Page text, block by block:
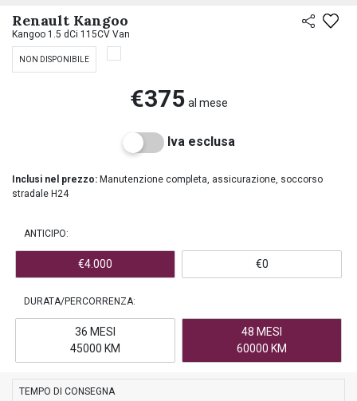
Renault Kangoo
Kangoo 1.5 dCi 115CV Van
NON DISPONIBILE
€375 al mese
Iva esclusa
Inclusi nel prezzo: Manutenzione completa, assicurazione, soccorso
stradale H24
ANTICIPO:
€4.000 €0
DURATA/PERCORRENZA:
36 MESI
45000 KM
48 MESI
60000 KM
TEMPO DI CONSEGNA